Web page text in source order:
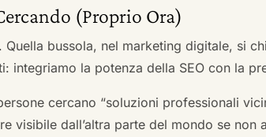
(Proprio Ora)
bussola, nel marketing digitale, si
integriamo la potenza della SEO con la
cercano “soluzioni professionali
visibile dall’altra parte del mondo se